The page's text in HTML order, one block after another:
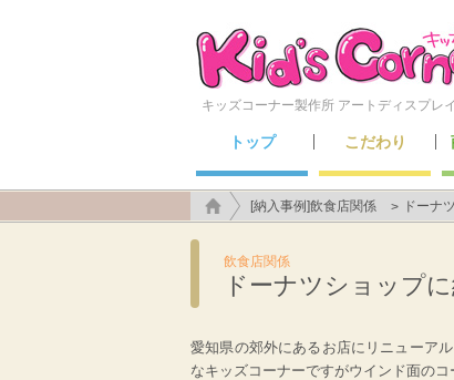
キッズコーナー製作所 アートディスプレイ
トップ こだわり
アートディスプレイのこだわ
こんなところにも施工できま
[納入事例]飲食店関係 ドーナ
飲食店関係
ドーナツショップ
愛知県の郊外にあるお店にリニューア
なキッズコーナーですがウインド面の